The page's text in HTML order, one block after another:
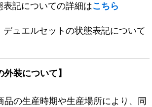
記についての詳細はこちら
ュエルセットの状態表記について
外装について】
品の生産時期や生産場所により、同